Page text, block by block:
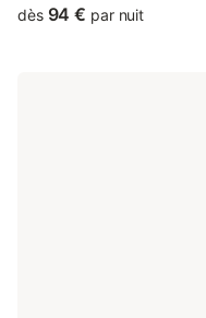
dès 94 € par nuit